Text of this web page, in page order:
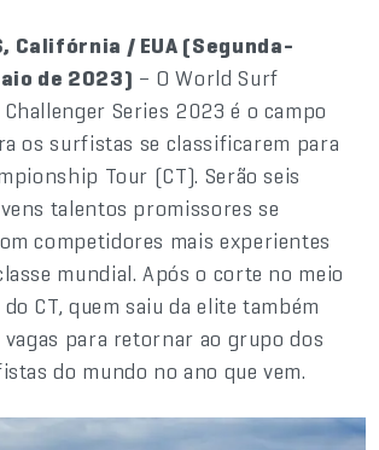
Califórnia / EUA (Segunda-
de 2023) – O World Surf
Challenger Series 2023 é o campo
os surfistas se classificarem para
Tour (CT). Serão seis
talentos promissores se
competidores mais experientes
mundial. Após o corte no meio
CT, quem saiu da elite também
para retornar ao grupo dos
do mundo no ano que vem.